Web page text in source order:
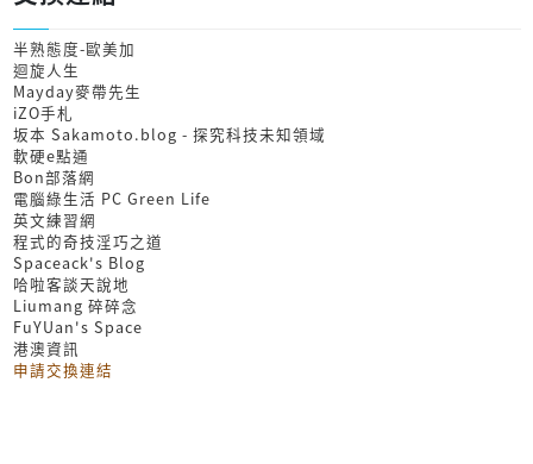
半熟態度-歐美加
迴旋人生
Mayday麥帶先生
iZO手札
坂本 Sakamoto.blog - 探究科技未知領域
軟硬e點通
Bon部落網
電腦綠生活 PC Green Life
英文練習網
程式的奇技淫巧之道
Spaceack's Blog
哈啦客談天說地
Liumang 碎碎念
FuYUan's Space
港澳資訊
申請交換連結